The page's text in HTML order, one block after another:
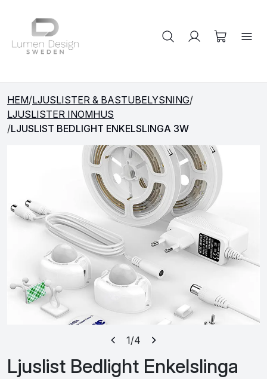
Sök på produkter
HEM/LJUSLISTER & BASTUBELYSNING/
LJUSLISTER INOMHUS
/LJUSLIST BEDLIGHT ENKELSLINGA 3W
1/4
Ljuslist Bedlight Enkelslinga